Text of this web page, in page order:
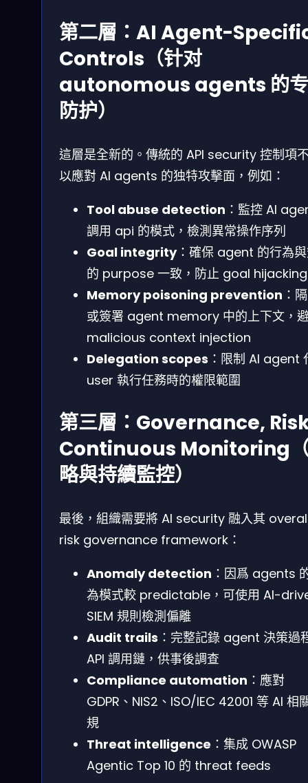
第二層：AI Agent-
Controls（针对
autonomous agents 的
防护）
這層是全新的。傳統的 API security 控制項
以應對 AI agents 的独特攻擊面，例如：
Tool abuse detection ：監控 AI
調用 api 的模式，檢測異常操作序列
Goal integrity：確保 agent 的行為
的 purpose 一致，防止 goal hijacking
Memory poisoning prevention ：
或簽署 agent memory 中的上下文，
malicious context injection
Delegation scopes ：限制 AI agent
user 執行任務時的權限範圍
第三層：Governance,
Continuous Monitoring
略與持續監控）
最後，組織需要將 AI security 融入其
risk governance framework：
Anomaly detection ：因爲 agents
為模式較 predictable，可使用 AI-
SIEM 規則檢測偏離
Audit trails ：完整記錄 agent 決策過
API 調用鏈，供事後調查
Compliance automation ：應對
GDPR、NIS2、ISO/IEC 42001 等 AI 相
規
Threat intelligence ：集成 OWASP
Agentic Top 10 的 threat feeds